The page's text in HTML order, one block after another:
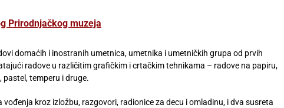
Prirodnjačkog muzeja
domaćih i inostranih umetnica, umetnika i umetničkih grupa od prvih
radove u različitim grafičkim i crtačkim tehnikama – radove na papiru,
pastel, temperu i druge.
kroz izložbu, razgovori, radionice za decu i omladinu, i dva susreta